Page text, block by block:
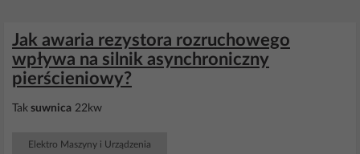
Jak awaria rezystora rozruchowego
wpływa na silnik asynchroniczny
pierścieniowy?
Tak suwnica 22kw
Elektro Maszyny i Urządzenia